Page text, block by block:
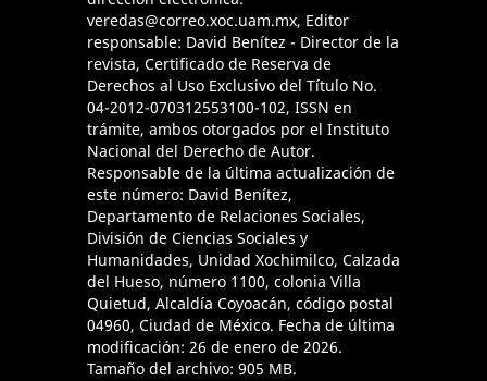
veredas@correo.xoc.uam.mx, Editor
responsable: David Benítez - Director de la
revista, Certificado de Reserva de
Derechos al Uso Exclusivo del Título No.
04-2012-070312553100-102, ISSN en
trámite, ambos otorgados por el Instituto
Nacional del Derecho de Autor.
Responsable de la última actualización de
este número: David Benítez,
Departamento de Relaciones Sociales,
División de Ciencias Sociales y
Humanidades, Unidad Xochimilco, Calzada
del Hueso, número 1100, colonia Villa
Quietud, Alcaldía Coyoacán, código postal
04960, Ciudad de México. Fecha de última
modificación: 26 de enero de 2026.
Tamaño del archivo: 905 MB.